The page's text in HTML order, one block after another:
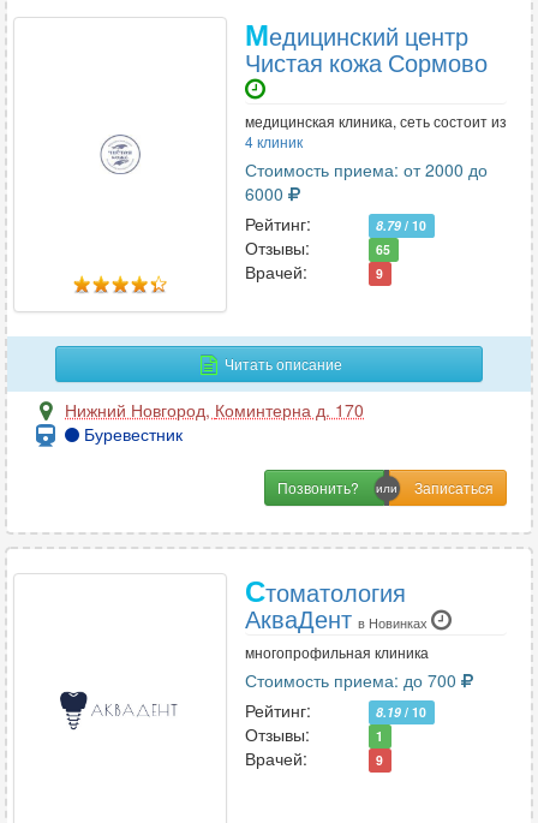
Медицинский центр
Чистая кожа Сормово
медицинская клиника, сеть состоит из
4 клиник
Стоимость приема: от 2000 до
6000
Рейтинг:
8.79 / 10
Отзывы: 65
Врачей: 9
Читать описание
Нижний Новгород, Коминтерна д. 170
Буревестник
Позвонить?
Стоматология
АкваДент в Новинках
многопрофильная клиника
Стоимость приема: до 700
Рейтинг:
8.19 / 10
Отзывы: 1
Врачей: 9